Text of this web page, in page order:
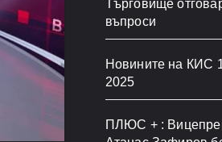
Търговище
въпроси
Новините на КИС
2025
ПЛЮС + :